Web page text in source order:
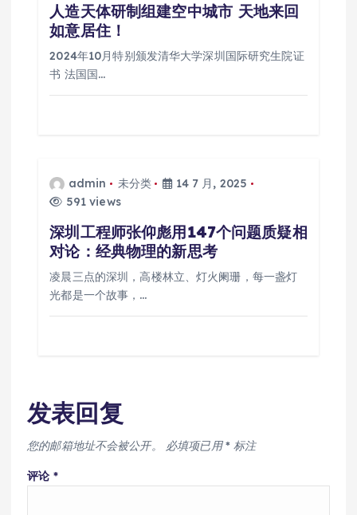
人造天体研制组建空中城市 天地来回
如意居住！
2024年10月特别颁发清华大学深圳国际研究生院证
书 法国国…
admin 未分类
14 7 月, 2025
591 views
深圳工程师张仰彪用147个问题质疑相
对论：经典物理的新思考
凌晨三点的深圳，高楼林立、灯火阑珊，每一盏灯
光都是一个故事，…
发表回复
您的邮箱地址不会被公开。 必填项已用* 标注
评论 *